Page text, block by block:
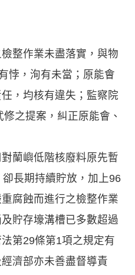
整作業未盡落實，與物
悖，洵有未當；原能會
，均核有違失；監察院
之提案，糾正原能會、
蘭嶼低階核廢料原先暫
長期持續貯放，加上96
腐蝕而進行之檢整作業
貯存壕溝槽已多數超過
第29條第1項之規定有
濟部亦未善盡督導責